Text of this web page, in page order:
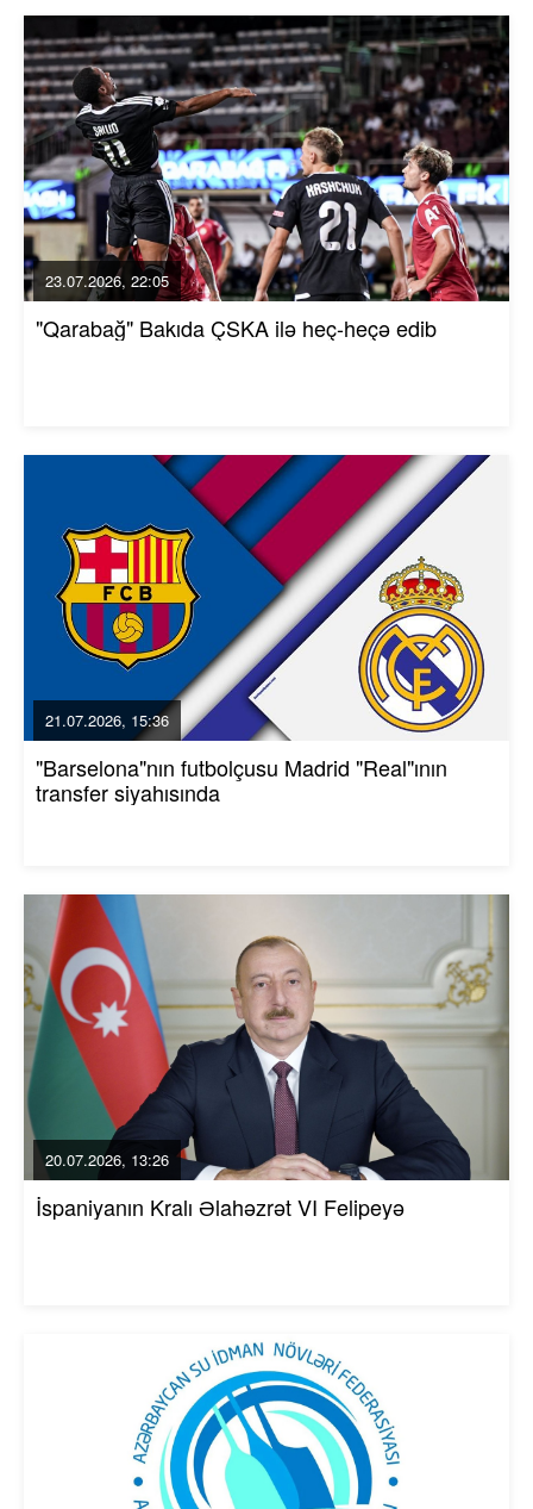
23.07.2026, 22:05
"Qarabağ" Bakıda ÇSKA ilə heç-heçə edib
21.07.2026, 15:36
"Barselona"nın futbolçusu Madrid "Real"ının
transfer siyahısında
20.07.2026, 13:26
İspaniyanın Kralı Əlahəzrət VI Felipeyə